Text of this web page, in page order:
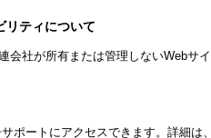
リティについて
会社が所有または管理しないWeb
ポートにアクセスできます。詳細は、